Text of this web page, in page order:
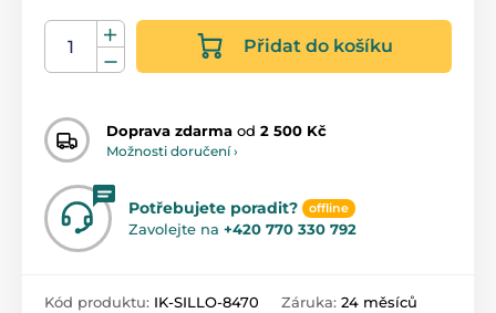
Přidat do košíku
Doprava zdarma od 2 500 Kč
Možnosti doručení ›
Potřebujete poradit? offline
Zavolejte na +420 770 330 792
Kód produktu: IK-SILLO-8470 Záruka: 24 měsíců